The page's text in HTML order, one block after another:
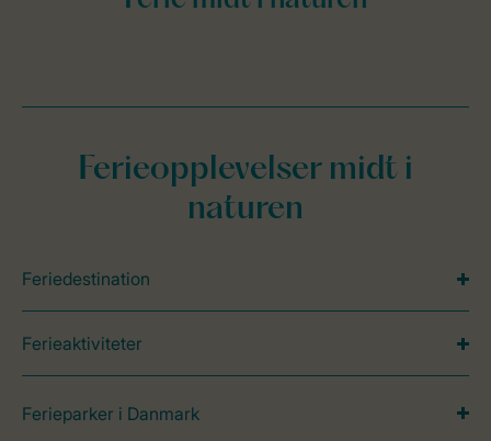
Ferieopplevelser midt i
naturen
Feriedestination
Ferieaktiviteter
Ferieparker i Danmark